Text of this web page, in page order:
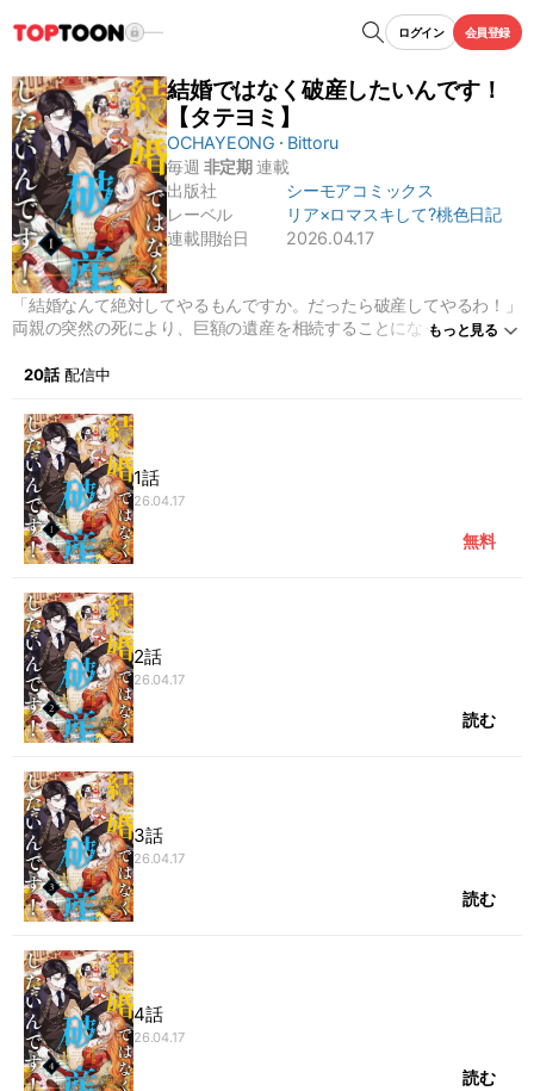
ログイン 会員登録
結婚ではなく破産したいんです！
【タテヨミ】
OCHAYEONG
Bittoru
毎週 非定期連載
出版社
シーモアコミックス
レーベル
リア×ロマスキして?桃色日記
連載開始日
2026.04.17
もっと見る
「結婚なんて絶対してやるもんですか。だったら破産してやるわ！」
両親の突然の死により、巨額の遺産を相続することになった伯爵令嬢
に結婚する」必要があった。両親の死に関与していると疑われる叔
と企む。「だったら1年以内に遺産を全部使い切ってやる！」と決意
し、行動を開始する。そんな時にエリザベスの婚約者と名乗る男が現
れる…貴族令嬢が奔放に駆け抜ける破産に向けたドタバタ・ラブコメ
ディの旅が、今、幕を開ける――！【リア×ロマ in スキして?桃色日
記】
20話 配信中
1話
26.04.17
無料
2話
26.04.17
読む
3話
26.04.17
読む
4話
26.04.17
読む